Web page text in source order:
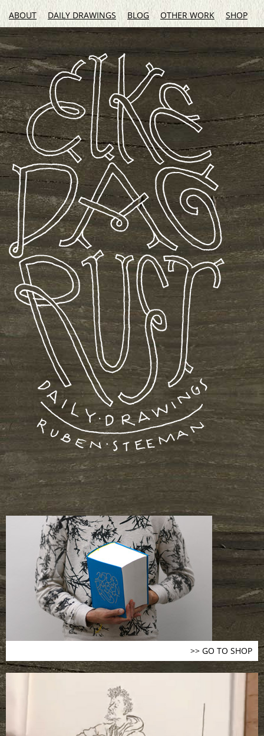
ABOUT DAILY DRAWINGS BLOG OTHER WORK SHOP
>> GO TO SHOP